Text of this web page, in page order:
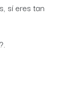
sí eres tan